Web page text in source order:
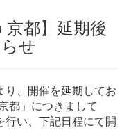
京都】延期後
せ
り、開催を延期してお
都」につきまして
行い、下記日程にて開